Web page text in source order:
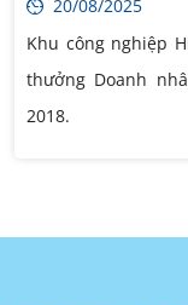
20/08/2025
Khu công nghiệp
thưởng Doanh
2018.